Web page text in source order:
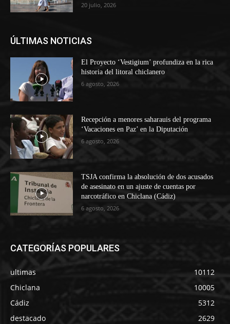
20 julio, 2026
ÚLTIMAS NOTICIAS
El Proyecto ‘Vestigium’ profundiza en la rica
historia del litoral chiclanero
6 agosto, 2026
Recepción a menores saharauis del programa
‘Vacaciones en Paz’ en la Diputación
6 agosto, 2026
TSJA confirma la absolución de dos acusados
de asesinato en un ajuste de cuentas por
narcotráfico en Chiclana (Cádiz)
6 agosto, 2026
CATEGORÍAS POPULARES
ultimas
10112
Chiclana
10005
Cádiz
5312
destacado
2629